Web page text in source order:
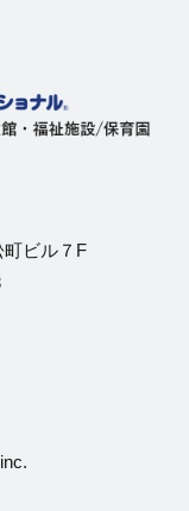
町ビル７F